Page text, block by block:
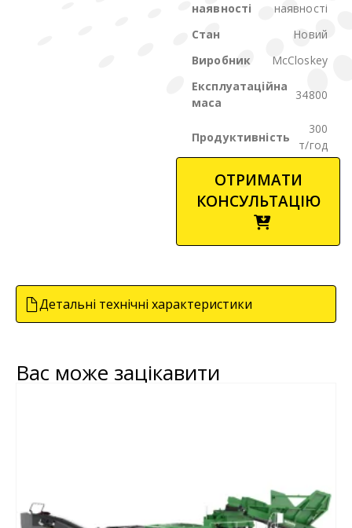
наявності
наявності
Стан
Новий
Виробник
McCloskey
Експлуатаційна
маса
34800
Продуктивність
300
т/год
ОТРИМАТИ
КОНСУЛЬТАЦІЮ
Детальні технічні характеристики
Вас може зацікавити